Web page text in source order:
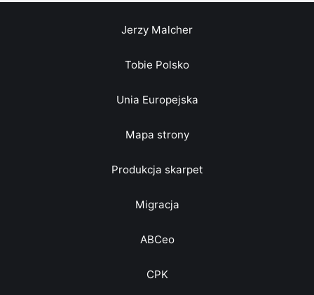
Jerzy Malcher
Tobie Polsko
Unia Europejska
Mapa strony
Produkcja skarpet
Migracja
ABCeo
CPK